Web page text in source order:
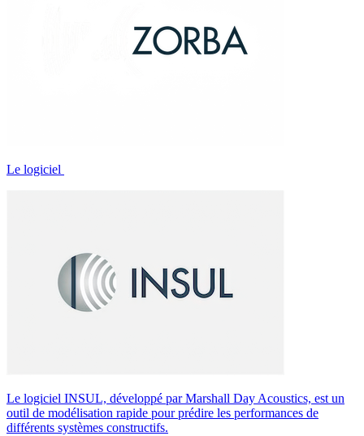
Le logiciel
Le logiciel INSUL, développé par Marshall Day Acoustics, est un
outil de modélisation rapide pour prédire les performances de
différents systèmes constructifs.